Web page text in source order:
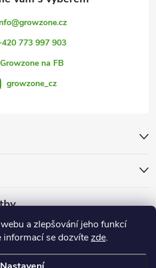
a zlepšování jeho funkcí
informací se dozvítezde.
@growzone.cz
773 997 903
Growzone na FB
growzone_cz